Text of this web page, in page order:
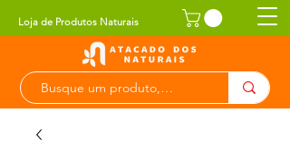
Loja de Produtos Naturais